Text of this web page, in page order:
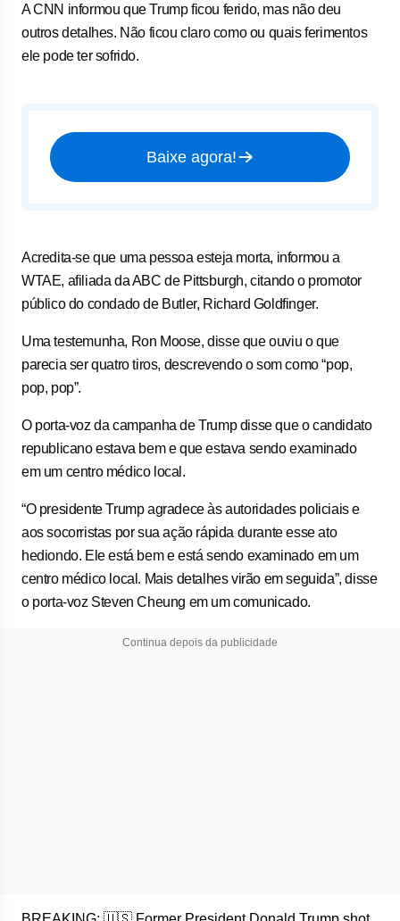
A CNN informou que Trump ficou ferido, mas não deu
outros detalhes. Não ficou claro como ou quais ferimentos
ele pode ter sofrido.
Baixe agora!
Acredita-se que uma pessoa esteja morta, informou a
WTAE, afiliada da ABC de Pittsburgh, citando o promotor
público do condado de Butler, Richard Goldfinger.
Uma testemunha, Ron Moose, disse que ouviu o que
parecia ser quatro tiros, descrevendo o som como “pop,
pop, pop”.
O porta-voz da campanha de Trump disse que o candidato
republicano estava bem e que estava sendo examinado
em um centro médico local.
“O presidente Trump agradece às autoridades policiais e
aos socorristas por sua ação rápida durante esse ato
hediondo. Ele está bem e está sendo examinado em um
centro médico local. Mais detalhes virão em seguida”, disse
o porta-voz Steven Cheung em um comunicado.
Continua depois da publicidade